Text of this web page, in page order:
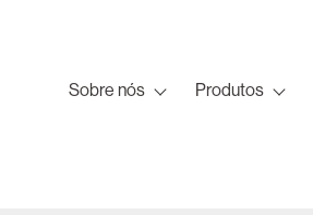
Sobre nós Produtos